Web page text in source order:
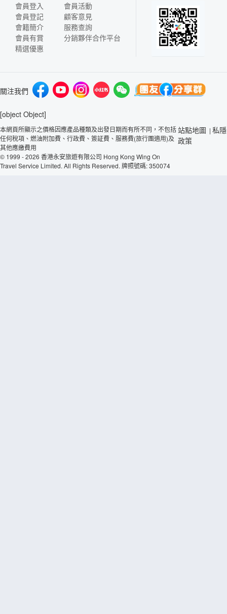
會員登入
會員登記
會籍簡介
會員有賞
精選優惠
會員活動
顧客意見
服務查詢
分銷夥伴合作平台
關注我們
[object Object]
本網頁所顯示之價格因應產品種類及出發日期而有所不同，不包括
任何稅項、燃油附加費、行政費、簽証費、服務費(旅行團適用)及
其他應繳費用
© 1999 - 2026 香港永安旅遊有限公司 Hong Kong Wing On
Travel Service Limited. All Rights Reserved. 牌照號碼: 350074
站點地圖 | 私隱
政策